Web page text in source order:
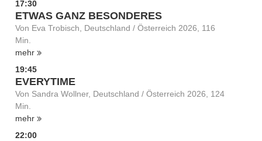
17:30
ETWAS GANZ BESONDERES
Von Eva Trobisch, Deutschland / Österreich 2026, 116
Min.
mehr
19:45
EVERYTIME
Von Sandra Wollner, Deutschland / Österreich 2026, 124
Min.
mehr
22:00